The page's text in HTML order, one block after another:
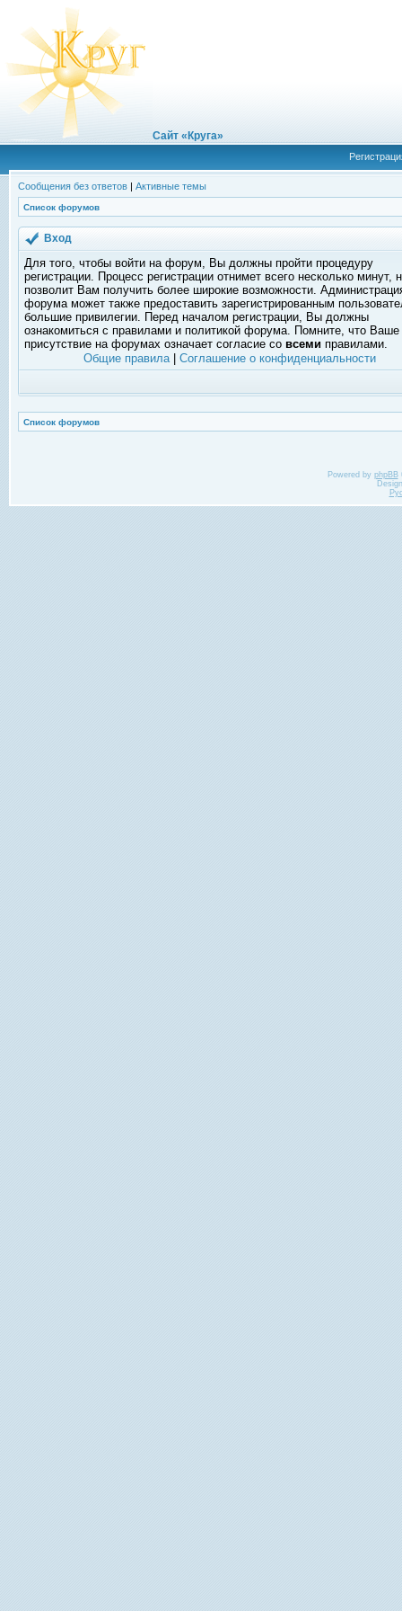
Сайт «Круга»
Сообщения без ответов | Активные темы
Список форумов
Вход
Для того, чтобы войти на форум, Вы должны пройти процедуру
регистрации. Процесс регистрации отнимет всего несколько минут,
позволит Вам получить более широкие возможности.
форума может также предоставить зарегистрированным
большие привилегии. Перед началом регистрации, Вы должны
ознакомиться с правилами и политикой форума. Помните, что Ваше
присутствие на форумах означает согласие со всеми правилами.
Общие правила| Соглашение о конфиденциальности
Список форумов
Powered by phpBB